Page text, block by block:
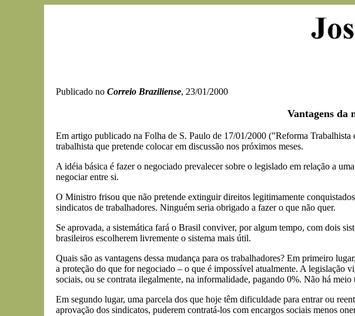
Publicado no Correio Braziliense, 23/01/2000
Vantagens da
Em artigo publicado na Folha de S. Paulo de 17/01/2000 ("Reforma
trabalhista que pretende colocar em discussão nos próximos meses.
A idéia básica é fazer o negociado prevalecer sobre o legislado em relação a
negociar entre si.
O Ministro frisou que não pretende extinguir direitos legitimamente
sindicatos de trabalhadores. Ninguém seria obrigado a fazer o que não quer.
Se aprovada, a sistemática fará o Brasil conviver, por algum tempo, com dois
brasileiros escolherem livremente o sistema mais útil.
Quais são as vantagens dessa mudança para os trabalhadores? Em primeiro
a proteção do que for negociado – o que é impossível atualmente. A legislação
sociais, ou se contrata ilegalmente, na informalidade, pagando 0%. Não há meio
Em segundo lugar, uma parcela dos que hoje têm dificuldade para entrar ou
aprovação dos sindicatos, puderem contratá-los com encargos sociais menos